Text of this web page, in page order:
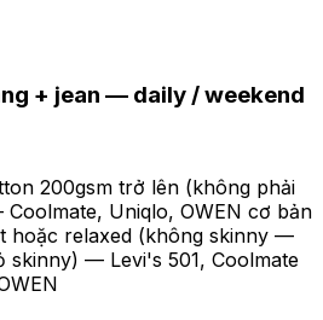
+ jean — daily / weekend
200gsm trở lên (không phải
Uniqlo, OWEN cơ bản
hoặc relaxed (không skinny —
skinny) — Levi's 501, Coolmate